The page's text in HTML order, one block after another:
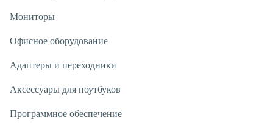
Мониторы
Офисное оборудование
Адаптеры и переходники
Аксессуары для ноутбуков
Программное обеспечение